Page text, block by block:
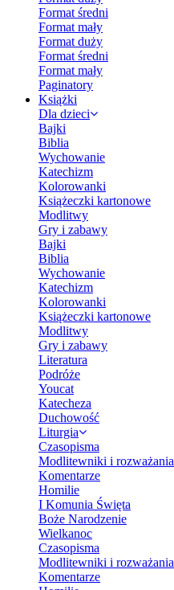
Format średni
Format mały
Format duży
Format średni
Format mały
Paginatory
Książki
Dla dzieci
Bajki
Biblia
Wychowanie
Katechizm
Kolorowanki
Książeczki kartonowe
Modlitwy
Gry i zabawy
Bajki
Biblia
Wychowanie
Katechizm
Kolorowanki
Książeczki kartonowe
Modlitwy
Gry i zabawy
Literatura
Podróże
Youcat
Katecheza
Duchowość
Liturgia
Czasopisma
Modlitewniki i rozważania
Komentarze
Homilie
I Komunia Święta
Boże Narodzenie
Wielkanoc
Czasopisma
Modlitewniki i rozważania
Komentarze